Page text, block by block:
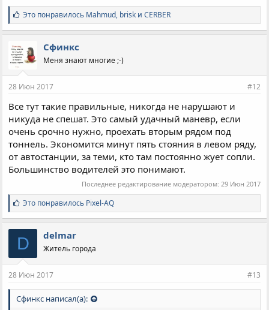
С
и
м
а
т
и
:
Это понравилось Mahmud, brisk иCERBER
Сфинкс
Меня знают многие ;-)
28 Июн 2017 #12
Все тут такие правильные, никогда не нарушают и
никуда не спешат. Это самый удачный маневр, если
очень срочно нужно, проехать вторым рядом под
тоннель. Экономится минут пять стояния в левом ряду,
от автостанции, за теми, кто там постоянно жует сопли.
Большинство водителей это понимают.
Последнее редактирование модератором: 29 Июн 2017
С
и
м
п
а
т
и
:
Это понравилось Pixel-AQ
D delmar
Житель города
28 Июн 2017 #13
Сфинкс написал(а):